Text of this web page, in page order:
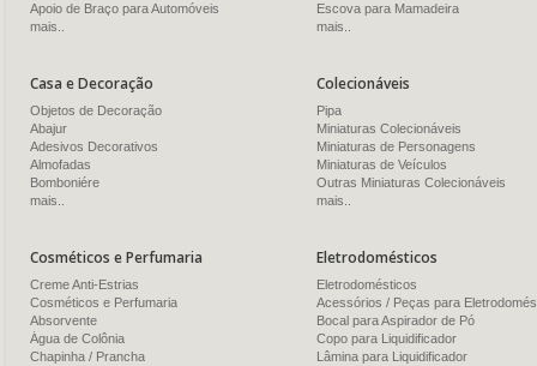
Apoio de Braço para Automóveis
mais..
Escova para Mamadeira
mais..
Casa e Decoração
Objetos de Decoração
Abajur
Adesivos Decorativos
Almofadas
Bomboniére
mais..
Colecionáveis
Pipa
Miniaturas Colecionáveis
Miniaturas de Personagens
Miniaturas de Veículos
Outras Miniaturas Colecionáveis
mais..
Cosméticos e Perfumaria
Creme Anti-Estrias
Cosméticos e Perfumaria
Absorvente
Água de Colônia
Chapinha / Prancha
Eletrodomésticos
Eletrodomésticos
Acessórios / Peças para
Bocal para Aspirador de Pó
Copo para Liquidificador
Lâmina para Liquidificador